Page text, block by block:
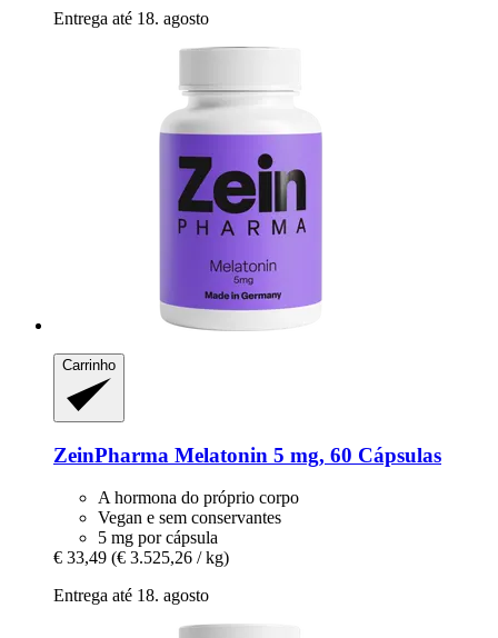
Entrega até 18. agosto
Carrinho
ZeinPharma Melatonin 5 mg, 60 Cápsulas
A hormona do próprio corpo
Vegan e sem conservantes
5 mg por cápsula
€ 33,49 (€ 3.525,26 / kg)
Entrega até 18. agosto